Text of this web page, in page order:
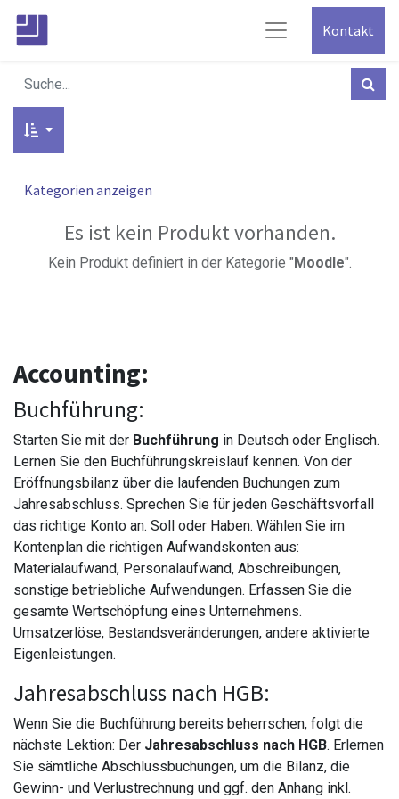
Kontakt
Kategorien anzeigen
Es ist kein Produkt vorhanden.
Kein Produkt definiert in der Kategorie "Moodle".
Accounting:
Buchführung:
Starten Sie mit der Buchführung in Deutsch oder Englisch.
Lernen Sie den Buchführungskreislauf kennen. Von der
Eröffnungsbilanz über die laufenden Buchungen zum
Jahresabschluss. Sprechen Sie für jeden Geschäftsvorfall
das richtige Konto an. Soll oder Haben. Wählen Sie im
Kontenplan die richtigen Aufwandskonten aus:
Materialaufwand, Personalaufwand, Abschreibungen,
sonstige betriebliche Aufwendungen. Erfassen Sie die
gesamte Wertschöpfung eines Unternehmens.
Umsatzerlöse, Bestandsveränderungen, andere aktivierte
Eigenleistungen.
Jahresabschluss nach HGB:
Wenn Sie die Buchführung bereits beherrschen, folgt die
nächste Lektion: Der Jahresabschluss nach HGB. Erlernen
Sie sämtliche Abschlussbuchungen, um die Bilanz, die
Gewinn- und Verlustrechnung und ggf. den Anhang inkl.